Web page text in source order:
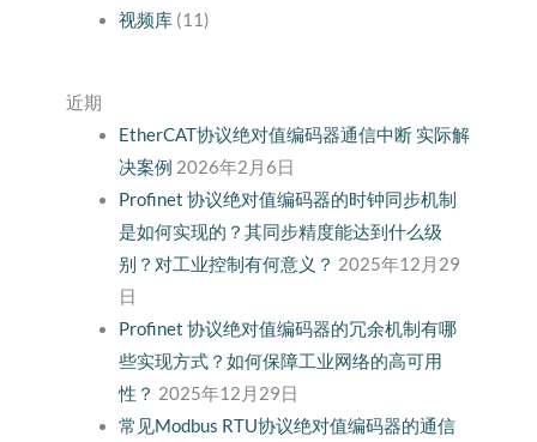
视频库(11)
近期
EtherCAT协议绝对值编码器通信中断 实际解
决案例 2026年2月6日
Profinet 协议绝对值编码器的时钟同步机制
是如何实现的？其同步精度能达到什么级
别？对工业控制有何意义？ 2025年12月29
日
Profinet 协议绝对值编码器的冗余机制有哪
些实现方式？如何保障工业网络的高可用
性？ 2025年12月29日
常见Modbus RTU协议绝对值编码器的通信